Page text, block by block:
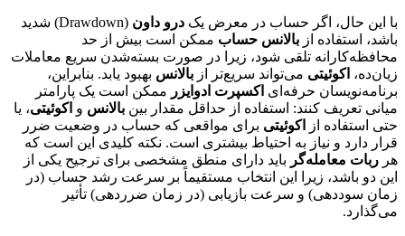
با این حال، اگر حساب در معرض یک درو داون
(Drawdown) شدید
باشد، استفاده از بالانس حساب ممکن است بیش از حد
محافظه‌کارانه تلقی شود، زیرا در صورت بسته‌شدن سریع معاملات
زیان‌ده، اکوئیتی می‌تواند سریع‌تر از بالانس بهبود یابد. بنابراین،
برنامه‌نویسان حرفه‌ای اکسپرت ادوایزر ممکن است یک پارامتر
میانی تعریف کنند: استفاده از حداقل مقدار بین بالانس و اکوئیتی، یا
حتی استفاده از
اکوئیتی برای مواقعی که حساب در وضعیت ضرر
قرار دارد و نیاز به احتیاط بیشتری است. نکته کلیدی این است که
هر ربات معامله‌گر باید دارای منطق مشخصی برای ترجیح یکی از
این دو باشد، زیرا این انتخاب مستقیماً بر سرعت رشد حساب (در
زمان سوددهی) و سرعت بازیابی (در زمان ضرردهی) تأثیر
می‌گذارد.